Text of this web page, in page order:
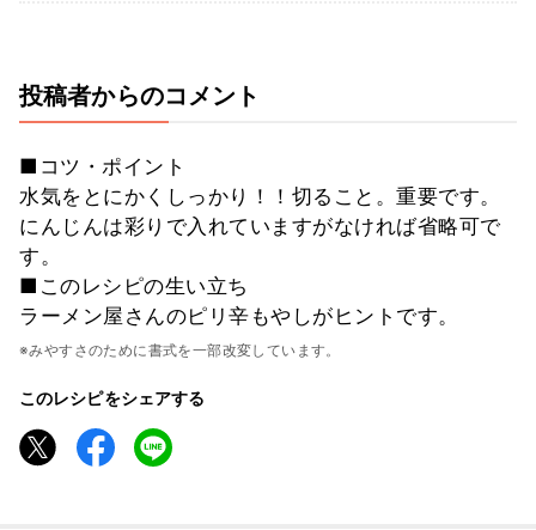
投稿者からのコメント
■コツ・ポイント
水気をとにかくしっかり！！切ること。重要です。
にんじんは彩りで入れていますがなければ省略可で
す。
■このレシピの生い立ち
ラーメン屋さんのピリ辛もやしがヒントです。
※みやすさのために書式を一部改変しています。
このレシピをシェアする